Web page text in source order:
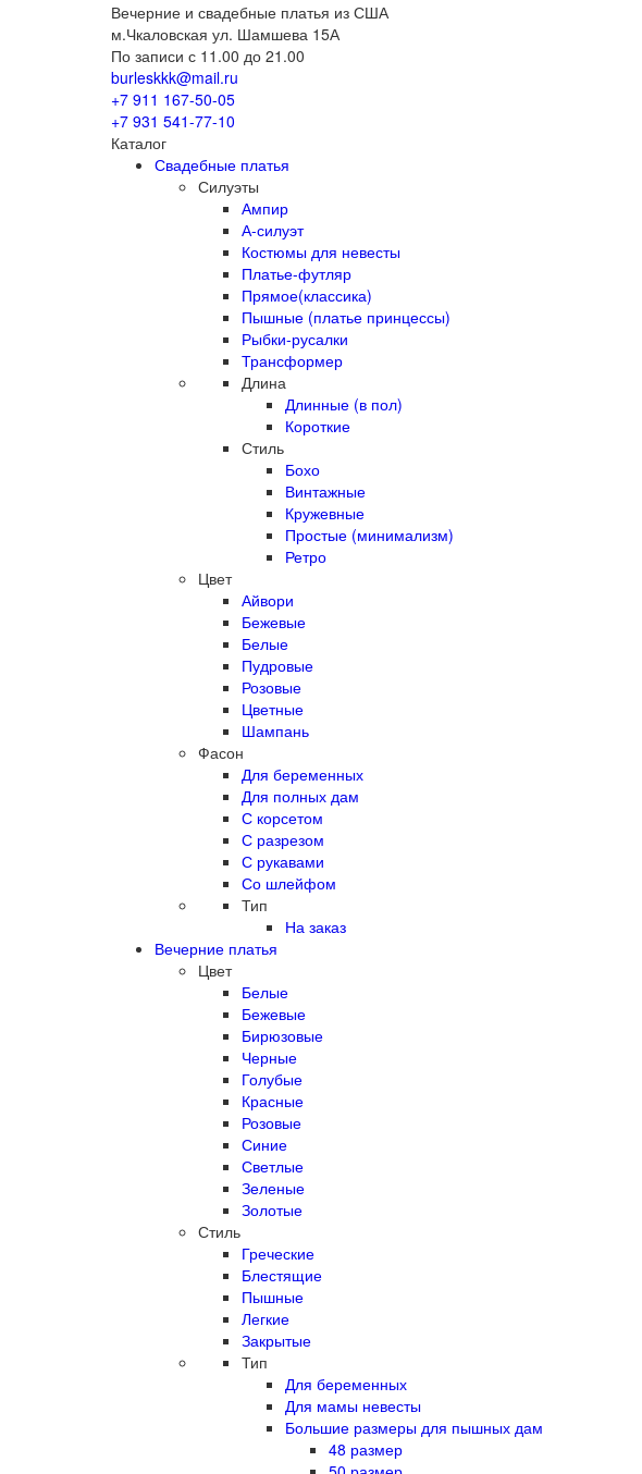
Вечерние и свадебные платья из США
м.Чкаловская ул. Шамшева 15А
По записи с 11.00 до 21.00
burleskkk@mail.ru
+7 911 167-50-05
+7 931 541-77-10
Каталог
Свадебные платья
Силуэты
Ампир
А-силуэт
Костюмы для невесты
Платье-футляр
Прямое(классика)
Пышные (платье принцессы)
Рыбки-русалки
Трансформер
Длина
Длинные (в пол)
Короткие
Стиль
Бохо
Винтажные
Кружевные
Простые (минимализм)
Ретро
Цвет
Айвори
Бежевые
Белые
Пудровые
Розовые
Цветные
Шампань
Фасон
Для беременных
Для полных дам
С корсетом
С разрезом
С рукавами
Со шлейфом
Тип
На заказ
Вечерние платья
Цвет
Белые
Бежевые
Бирюзовые
Черные
Голубые
Красные
Розовые
Синие
Светлые
Зеленые
Золотые
Стиль
Греческие
Блестящие
Пышные
Легкие
Закрытые
Тип
Для беременных
Для мамы невесты
Большие размеры для пышных дам
48 размер